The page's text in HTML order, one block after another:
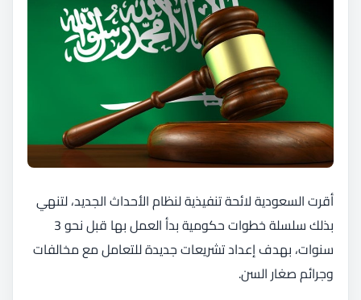
أقرت السعودية لائحة تنفيذية لنظام الأحداث الجديد، لتنهي
بذلك سلسلة خطوات حكومية بدأ العمل بها قبل نحو 3
سنوات، بهدف إعداد تشريعات جديدة للتعامل مع مخالفات
وجرائم صغار السن.